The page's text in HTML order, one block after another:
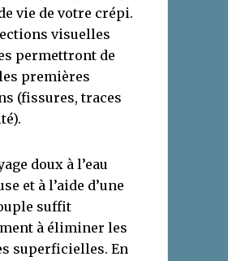
vie de votre crépi.
visuelles
permettront de
premières
(fissures, traces
doux à l’eau
et à l’aide d’une
suffit
à éliminer les
superficielles. En